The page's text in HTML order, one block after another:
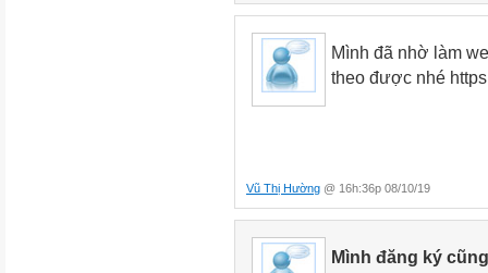
Mình đã nhờ làm
theo được nhé
Vũ Thị Hường @ 16h:36p 08/10/19
Mình đăng ký